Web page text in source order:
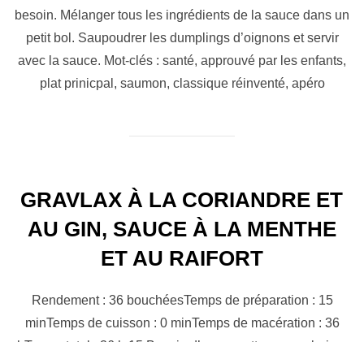
besoin. Mélanger tous les ingrédients de la sauce dans un
petit bol. Saupoudrer les dumplings d’oignons et servir
avec la sauce. Mot-clés : santé, approuvé par les enfants,
plat prinicpal, saumon, classique réinventé, apéro
GRAVLAX À LA CORIANDRE ET
AU GIN, SAUCE À LA MENTHE
ET AU RAIFORT
Rendement : 36 bouchéesTemps de préparation : 15
minTemps de cuisson : 0 minTemps de macération : 36